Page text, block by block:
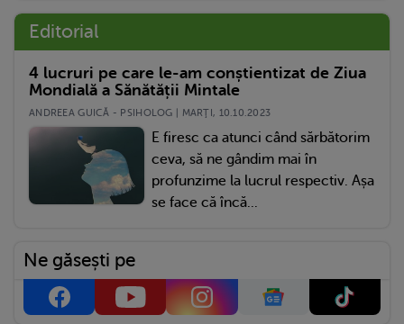
Editorial
4 lucruri pe care le-am conștientizat de Ziua
Mondială a Sănătății Mintale
ANDREEA GUICĂ - PSIHOLOG | MARŢI, 10.10.2023
E firesc ca atunci când sărbătorim
ceva, să ne gândim mai în
profunzime la lucrul respectiv. Așa
se face că încă...
Ne găsești pe